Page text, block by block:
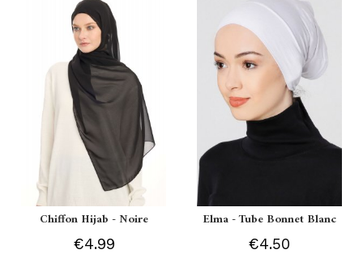
Chiffon Hijab - Noire
€4.99
Elma - Tube Bonnet Blanc
€4.50